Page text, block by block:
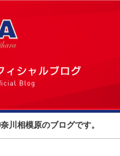
川相模原のブログです。